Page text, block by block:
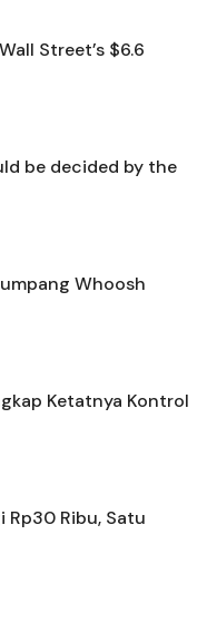
Street’s $6.6
be decided by the
Whoosh
Ketatnya Kontrol
Rp30 Ribu, Satu